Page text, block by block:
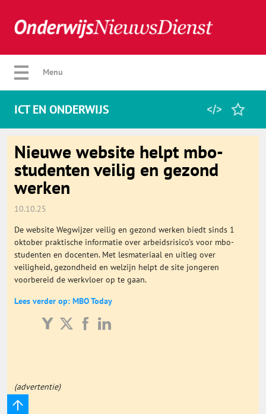
Verberg menu
Home
Favorieten
Algemeen
Onderwijs Totaal
Basisonderwijs
ICT
Menu
ICT EN ONDERWIJS
Nieuwe website helpt mbo-
studenten veilig en gezond
werken
10.10.25
De website Wegwijzer veilig en gezond werken biedt sinds 1
oktober praktische informatie over arbeidsrisico’s voor mbo-
studenten en docenten. Met lesmateriaal en uitleg over
veiligheid, gezondheid en welzijn helpt de site jongeren
voorbereid de werkvloer op te gaan.
Lees verder op: MBO Today
(advertentie)